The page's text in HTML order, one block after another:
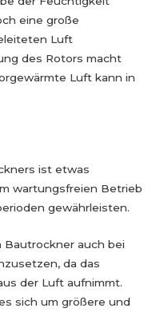
eine große
Luft
des Rotors macht
Luft kann in
ist etwas
wartungsfreien Betrieb
gewährleisten.
Bautrockner auch bei
da das
der Luft aufnimmt.
sich um größere und